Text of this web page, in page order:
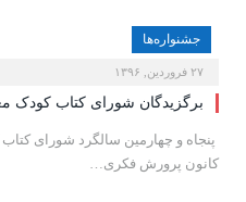
جشنواره‌ها
۲۷ فروردین, ۱۳۹۶
برگزیدگان شورای کتاب کودک
کانون پرورش فکری…